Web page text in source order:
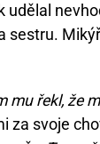
udělal
sestru.
mu řekl, že
za svoje